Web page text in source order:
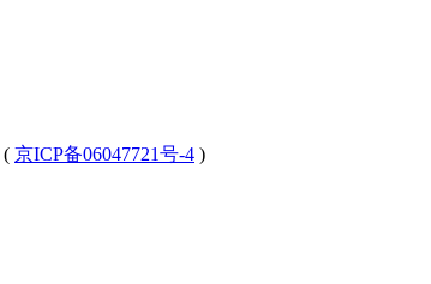
( 京ICP备06047721号-4 )